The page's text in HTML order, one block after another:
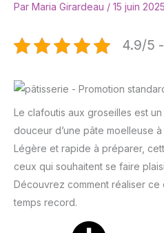
Par Maria Girardeau / 15 juin 2025
4.9/5
Le clafoutis aux groseilles est
douceur d’une pâte moelleuse
Légère et rapide à préparer,
ceux qui souhaitent se faire
Découvrez comment réaliser ce
temps record.